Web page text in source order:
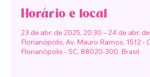
Horário e local
23 de abr. de 2025, 20:30 – 24 de abr.
Florianópolis, Av. Mauro Ramos, 1512 -
Florianópolis - SC, 88020-300, Brasil